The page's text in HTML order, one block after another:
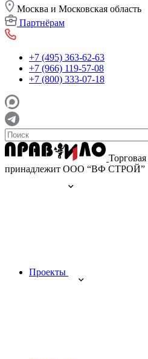
Москва и Московская область
Партнёрам
+7 (495) 363-62-63
+7 (966) 119-57-08
+7 (800) 333-07-18
принадлежит ООО “ВФ СТРОЙ”
Проекты